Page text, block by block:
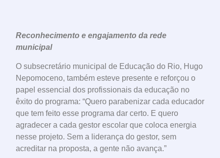
Reconhecimento e engajamento da rede
municipal
O subsecretário municipal de Educação do Rio, Hugo
Nepomoceno, também esteve presente e reforçou o
papel essencial dos profissionais da educação no
êxito do programa: “Quero parabenizar cada educador
que tem feito esse programa dar certo. E quero
agradecer a cada gestor escolar que coloca energia
nesse projeto. Sem a liderança do gestor, sem
acreditar na proposta, a gente não avança.”